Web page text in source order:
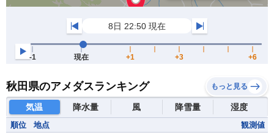
秋田県のアメダスランキング もっと見る
気温 降水量 風 降雪量 湿度
順位 地点 観測値